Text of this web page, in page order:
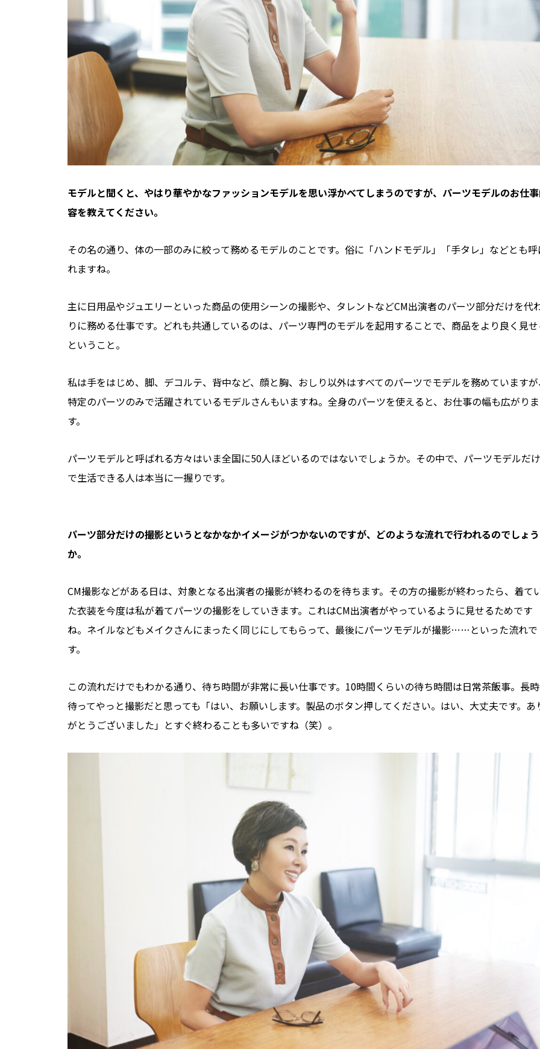
――モデルと聞くと、やはり華やかなファッションモデルを思い浮かべてしまうのですが、パーツモデルのお仕
容を教えてください。
その名の通り、体の一部のみに絞って務めるモデルのことです。俗に「ハンドモデル」「手タレ」などとも
れますね。
主に日用品やジュエリーといった商品の使用シーンの撮影や、タレントなどCM出演者のパーツ部分だけを代
りに務める仕事です。どれも共通しているのは、パーツ専門のモデルを起用することで、商品をより良く見
ということ。
私は手をはじめ、脚、デコルテ、背中など、顔と胸、おしり以外はすべてのパーツでモデルを務めています
特定のパーツのみで活躍されているモデルさんもいますね。全身のパーツを使えると、お仕事の幅も広がりま
す。
パーツモデルと呼ばれる方々はいま全国に50人ほどいるのではないでしょうか。その中で、パーツモデルだけ
で生活できる人は本当に一握りです。
――パーツ部分だけの撮影というとなかなかイメージがつかないのですが、どのような流れで行われるのでしょう
か。
CM撮影などがある日は、対象となる出演者の撮影が終わるのを待ちます。その方の撮影が終わったら、着て
た衣装を今度は私が着てパーツの撮影をしていきます。これはCM出演者がやっているように見せるためです
ね。ネイルなどもメイクさんにまったく同じにしてもらって、最後にパーツモデルが撮影……といった流れで
す。
この流れだけでもわかる通り、待ち時間が非常に長い仕事です。10時間くらいの待ち時間は日常茶飯事。長
待ってやっと撮影だと思っても「はい、お願いします。製品のボタン押してください。はい、大丈夫です。あ
がとうございました」とすぐ終わることも多いですね（笑）。